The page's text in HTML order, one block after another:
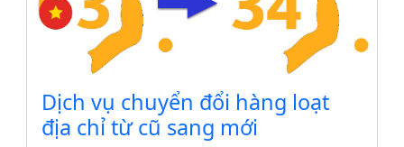
Dịch vụ chuyển đổi hàng loạt
địa chỉ từ cũ sang mới